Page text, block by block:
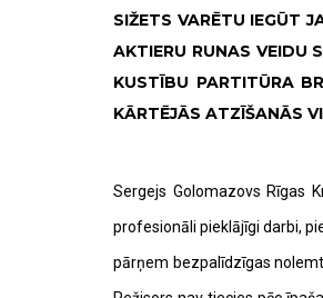
SIŽETS VARĒTU IEGŪT
AKTIERU RUNAS VEIDU
KUSTĪBU PARTITŪRA
KĀRTĒJĀS ATZĪŠANĀS
Sergejs Golomazovs Rīgas
profesionāli pieklājīgi darbi,
pārņem bezpalīdzīgas